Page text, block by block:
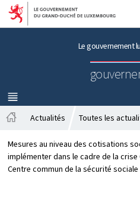
Aller au menu
Aller au
Le gouvernement
MENU
PRINCIPAL
c
c
u
Actualités Toutes les
Mesures au niveau des cotisations
implémenter dans le cadre de la crise
Centre commun de la sécurité sociale